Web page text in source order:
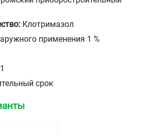
Клотримазол
применения 1 %
срок